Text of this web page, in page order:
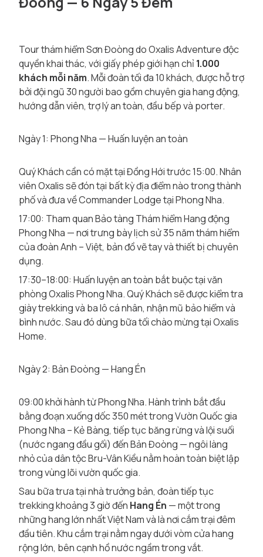
Tour thám hiểm Sơn Đoòng do Oxalis Adventure độc
quyền khai thác, với giấy phép giới hạn chỉ 1.000
khách mỗi năm. Mỗi đoàn tối đa 10 khách, được hỗ trợ
bởi đội ngũ 30 người bao gồm chuyên gia hang động,
hướng dẫn viên, trợ lý an toàn, đầu bếp và porter.
Ngày 1: Phong Nha — Huấn luyện an toàn
Quý Khách cần có mặt tại Đồng Hới trước 15:00. Nhân
viên Oxalis sẽ đón tại bất kỳ địa điểm nào trong thành
phố và đưa về Commander Lodge tại Phong Nha.
17:00: Tham quan Bảo tàng Thám hiểm Hang động
Phong Nha — nơi trưng bày lịch sử 35 năm thám hiểm
của đoàn Anh – Việt, bản đồ vẽ tay và thiết bị chuyên
dụng.
17:30–18:00: Huấn luyện an toàn bắt buộc tại văn
phòng Oxalis Phong Nha. Quý Khách sẽ được kiểm tra
giày trekking và ba lô cá nhân, nhận mũ bảo hiểm và
bình nước. Sau đó dùng bữa tối chào mừng tại Oxalis
Home.
Ngày 2: Bản Đoòng — Hang Én
09:00 khởi hành từ Phong Nha. Hành trình bắt đầu
bằng đoạn xuống dốc 350 mét trong Vườn Quốc gia
Phong Nha – Kẻ Bàng, tiếp tục băng rừng và lội suối
(nước ngang đầu gối) đến Bản Đoòng — ngôi làng
nhỏ của dân tộc Bru-Vân Kiều nằm hoàn toàn biệt lập
trong vùng lõi vườn quốc gia.
Sau bữa trưa tại nhà trưởng bản, đoàn tiếp tục
trekking khoảng 3 giờ đến Hang Én — một trong
những hang lớn nhất Việt Nam và là nơi cắm trại đêm
đầu tiên. Khu cắm trại nằm ngay dưới vòm cửa hang
rộng lớn, bên cạnh hồ nước ngầm trong vắt.